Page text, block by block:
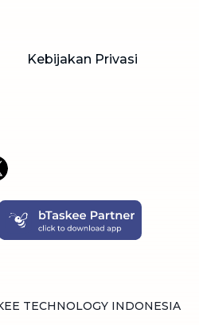
Kebijakan Privasi
TECHNOLOGY INDONESIA